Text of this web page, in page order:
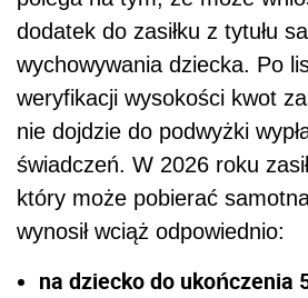
dodatek do zasiłku z tytułu
wychowywania dziecka. Po
weryfikacji wysokości kwot
nie dojdzie do podwyżki
świadczeń. W 2026 roku
który może pobierać
wynosił wciąż odpowiednio:
na dziecko do ukończenia